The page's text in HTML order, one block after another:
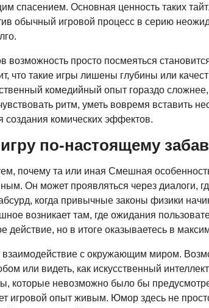
спасением. Основная ценность таких
обычный игровой процесс в серию
возможность просто посмеяться
что такие игры лишены глубины или
комедийный опыт гораздо
ритм, уметь вовремя вставить
создания комических эффектов.
по-настоящему
почему та или иная Смешная
Он может проявляться через диалоги,
когда привычные законы физики
возникает там, где ожидания
действие, но в итоге оказываетесь в
взаимодействие с окружающим миром.
или видеть, как искусственный
которые невозможно было бы
игровой опыт живым. Юмор здесь не